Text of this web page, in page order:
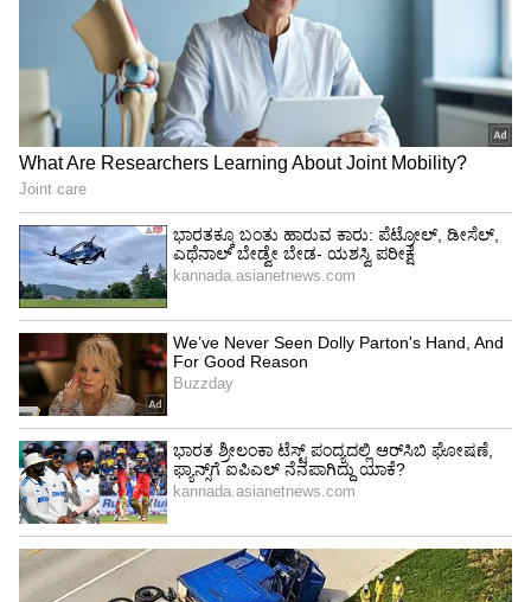
ಮತ್ತೊಬ್ಬರು,
“ಆ ಹುಡುಗ ಎಲ್ಲರಿಗೂ ರೀಚಾರ್ಜ್ ಮಾಡಿಸಿ, ಖರ್ಚು ಭರಿಸಿ
ಕೊನೆಯಲ್ಲಿ ಹೀಗೆ ಸಿಕ್ಕಿಬಿದ್ದ!” ಎಂದು ಕಾಮೆಂಟ್ ಮಾಡಿದ್ದಾರೆ.
ಇನ್ನೊಬ್ಬ ಬಳಕೆದಾರ,